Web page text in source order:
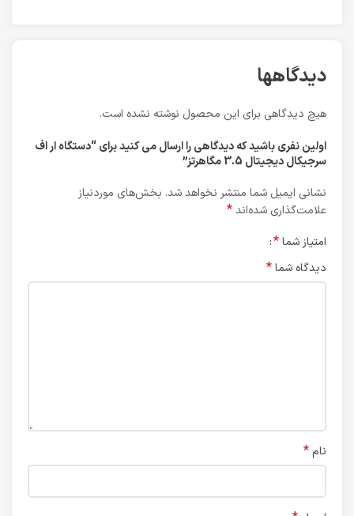
دیدگاهها
هیچ دیدگاهی برای این محصول نوشته نشده است.
اولین نفری باشید که دیدگاهی را ارسال می کنید برای “دستگاه ار اف
سرجيكال ديجيتال 3.5 مگاهرتز”
نشانی ایمیل شما منتشر نخواهد شد. بخش‌های موردنیاز
علامت‌گذاری شده‌اند*
امتیاز شما*
دیدگاه شما*
نام *